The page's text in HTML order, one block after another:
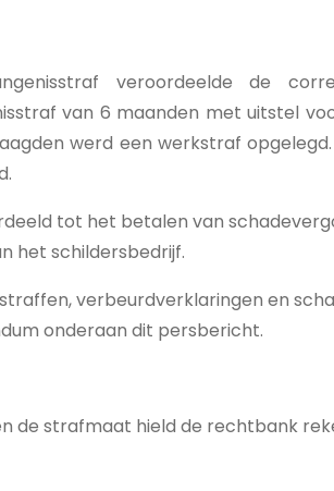
veroordeelde de
van 6 maanden met uitstel
werd een werkstraf
tot het betalen van
het schildersbedrijf.
verbeurdverklaringen en
onderaan dit persbericht.
de strafmaat hield de rechtbank